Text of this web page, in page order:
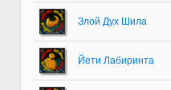
Злой Дух Шила
Йети Лабиринта